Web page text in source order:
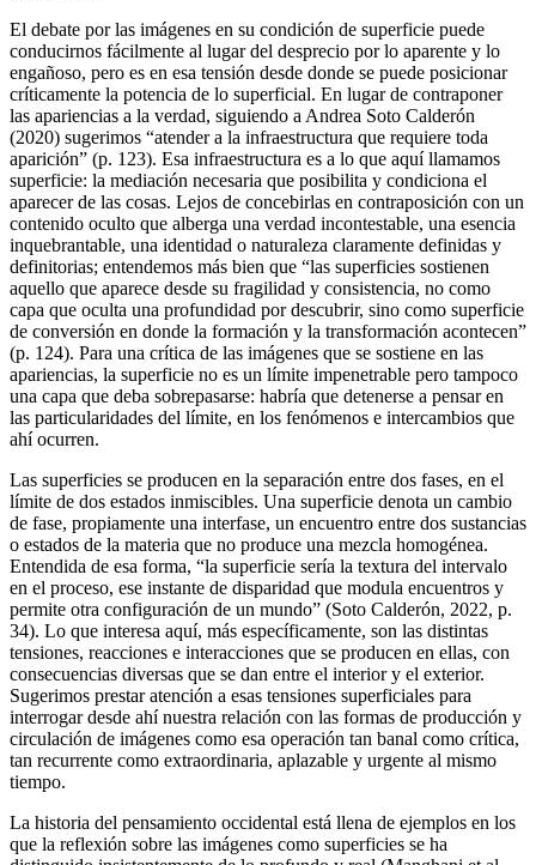
El debate por las imágenes en su condición de superficie puede
conducirnos fácilmente al lugar del desprecio por lo aparente y lo
engañoso, pero es en esa tensión desde donde se puede posicionar
críticamente la potencia de lo superficial. En lugar de contraponer
las apariencias a la verdad, siguiendo a Andrea Soto Calderón
(2020) sugerimos “atender a la infraestructura que requiere toda
aparición” (p. 123). Esa infraestructura es a lo que aquí llamamos
superficie: la mediación necesaria que posibilita y condiciona el
aparecer de las cosas. Lejos de concebirlas en contraposición con un
contenido oculto que alberga una verdad incontestable, una esencia
inquebrantable, una identidad o naturaleza claramente definidas y
definitorias; entendemos más bien que “las superficies sostienen
aquello que aparece desde su fragilidad y consistencia, no como
capa que oculta una profundidad por descubrir, sino como superficie
de conversión en donde la formación y la transformación acontecen”
(p. 124). Para una crítica de las imágenes que se sostiene en las
apariencias, la superficie no es un límite impenetrable pero tampoco
una capa que deba sobrepasarse: habría que detenerse a pensar en
las particularidades del límite, en los fenómenos e intercambios que
ahí ocurren.
Las superficies se producen en la separación entre dos fases, en el
límite de dos estados inmiscibles. Una superficie denota un cambio
de fase, propiamente una interfase, un encuentro entre dos sustancias
o estados de la materia que no produce una mezcla homogénea.
Entendida de esa forma, “la superficie sería la textura del intervalo
en el proceso, ese instante de disparidad que modula encuentros y
permite otra configuración de un mundo” (Soto Calderón, 2022, p.
34). Lo que interesa aquí, más específicamente, son las distintas
tensiones, reacciones e interacciones que se producen en ellas, con
consecuencias diversas que se dan entre el interior y el exterior.
Sugerimos prestar atención a esas tensiones superficiales para
interrogar desde ahí nuestra relación con las formas de producción y
circulación de imágenes como esa operación tan banal como crítica,
tan recurrente como extraordinaria, aplazable y urgente al mismo
tiempo.
La historia del pensamiento occidental está llena de ejemplos en los
que la reflexión sobre las imágenes como superficies se ha